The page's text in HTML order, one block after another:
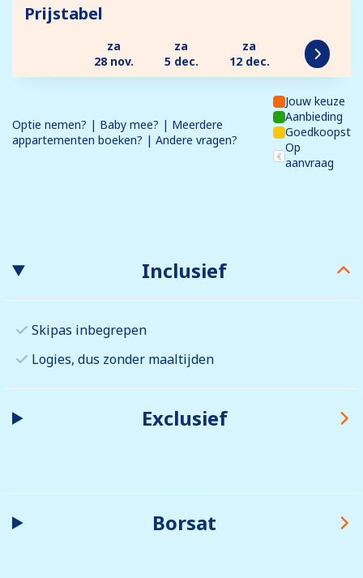
Prijstabel
za
28 nov.
za
5 dec.
za
12 dec.
Optie nemen? | Baby mee? | Meerdere
appartementen boeken? | Andere vragen?
Jouw keuze
Aanbieding
Goedkoopst
Op
aanvraag
Inclusief
Skipas inbegrepen
Logies, dus zonder maaltijden
Exclusief
Borsat